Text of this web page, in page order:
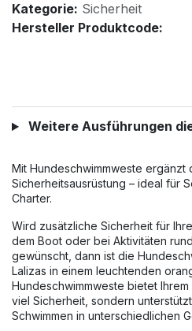
Kategorie: Sicherheit
Hersteller Produktcode:
Weitere Ausführungen
Mit Hundeschwimmweste ergänzt
Sicherheitsausrüstung – ideal für
Charter.
Wird zusätzliche Sicherheit für
dem Boot oder bei Aktivitäten
gewünscht, dann ist die
Lalizas in einem leuchtenden
Hundeschwimmweste bietet
viel Sicherheit, sondern
Schwimmen in unterschiedlichen